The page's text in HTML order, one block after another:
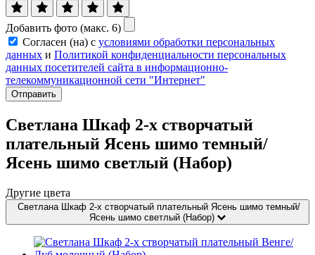
Добавить фото (макс. 6)
Согласен (на) с условиями обработки персональных
данных и Политикой конфиденциальности персональных
данных посетителей сайта в информационно-
телекоммуникационной сети "Интернет"
Отправить
Светлана Шкаф 2-х створчатый
плательный Ясень шимо темный/
Ясень шимо светлый (Набор)
Другие цвета
Светлана Шкаф 2-х створчатый плательный Ясень шимо темный/
Ясень шимо светлый (Набор)